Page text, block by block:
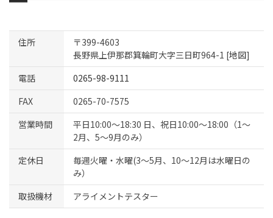
住所
〒399-4603
長野県上伊那郡箕輪町大字三日町964-1 [地図]
電話
0265-98-9111
FAX
0265-70-7575
営業時間
平日10:00～18:30 日、祝日10:00～18:00（1～
2月、5～9月のみ）
定休日
毎週火曜・水曜(3～5月、10～12月は水曜日の
み）
取扱機材
アライメントテスター